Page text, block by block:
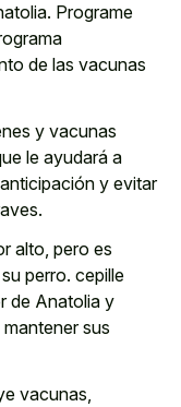
Programe
de las vacunas
y vacunas
le ayudará a
y evitar
alto, pero es
perro. cepille
de Anatolia y
sus
vacunas,